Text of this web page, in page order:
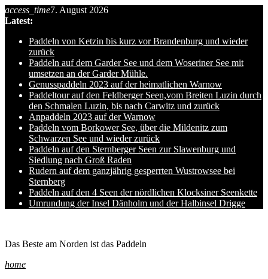
Skip
to
content
access_time7. August 2026
Latest:
Paddeln von Ketzin bis kurz vor Brandenburg und wieder
zurück
Paddeln auf dem Garder See und dem Woseriner See mit
umsetzen an der Garder Mühle.
Genusspaddeln 2023 auf der heimatlichen Warnow
Paddeltour auf den Feldberger Seen,vom Breiten Luzin durch
den Schmalen Luzin, bis nach Carwitz und zurück
Anpaddeln 2023 auf der Warnow
Paddeln vom Borkower See, über die Mildenitz zum
Schwarzen See und wieder zurück
Paddeln auf den Sternberger Seen zur Slawenburg und
Siedlung nach Groß Raden
Rudern auf dem ganzjährig gesperrten Wustrowsee bei
Sternberg
Paddeln auf den 4 Seen der nördlichen Klocksiner Seenkette
Umrundung der Insel Dänholm und der Halbinsel Drigge
Das Beste am Norden ist das Paddeln
home